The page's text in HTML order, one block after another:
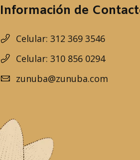
Información de
Celular: 312 369 3546
Celular: 310 856 0294
zunuba@zunuba.com